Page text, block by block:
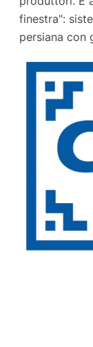
finestra":
persiana con